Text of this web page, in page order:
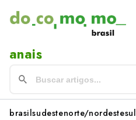
anais
brasilsudestenorte/nordestesul